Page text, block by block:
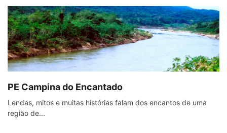
PE Campina do Encantado
Lendas, mitos e muitas histórias falam dos encantos de uma
região de...